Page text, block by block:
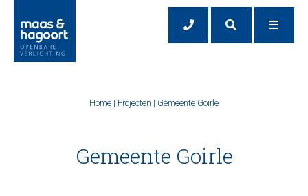
Home | Projecten | Gemeente Goirle
Gemeente Goirle